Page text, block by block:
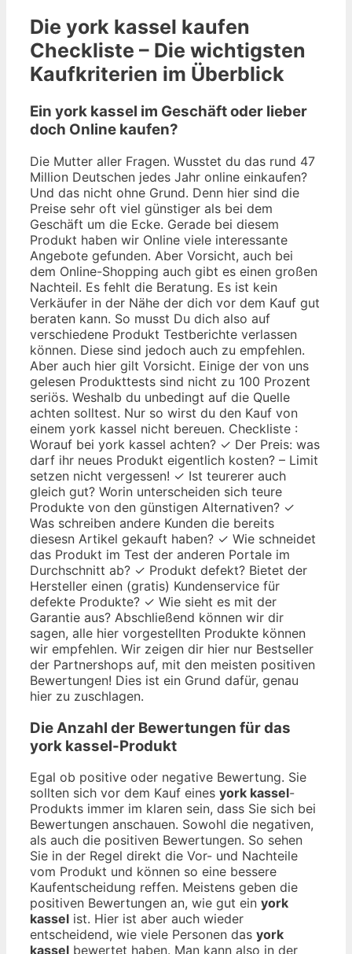
Die york kassel kaufen
Checkliste – Die wichtigsten
Kaufkriterien im Überblick
Ein york kassel im Geschäft oder lieber
doch Online kaufen?
Die Mutter aller Fragen. Wusstet du das rund 47
Million Deutschen jedes Jahr online einkaufen?
Und das nicht ohne Grund. Denn hier sind die
Preise sehr oft viel günstiger als bei dem
Geschäft um die Ecke. Gerade bei diesem
Produkt haben wir Online viele interessante
Angebote gefunden. Aber Vorsicht, auch bei
dem Online-Shopping auch gibt es einen großen
Nachteil. Es fehlt die Beratung. Es ist kein
Verkäufer in der Nähe der dich vor dem Kauf gut
beraten kann. So musst Du dich also auf
verschiedene Produkt Testberichte verlassen
können. Diese sind jedoch auch zu empfehlen.
Aber auch hier gilt Vorsicht. Einige der von uns
gelesen Produkttests sind nicht zu 100 Prozent
seriös. Weshalb du unbedingt auf die Quelle
achten solltest. Nur so wirst du den Kauf von
einem york kassel nicht bereuen. Checkliste :
Worauf bei york kassel achten? ✓ Der Preis: was
darf ihr neues Produkt eigentlich kosten? – Limit
setzen nicht vergessen! ✓ Ist teurerer auch
gleich gut? Worin unterscheiden sich teure
Produkte von den günstigen Alternativen? ✓
Was schreiben andere Kunden die bereits
diesesn Artikel gekauft haben? ✓ Wie schneidet
das Produkt im Test der anderen Portale im
Durchschnitt ab? ✓ Produkt defekt? Bietet der
Hersteller einen (gratis) Kundenservice für
defekte Produkte? ✓ Wie sieht es mit der
Garantie aus? Abschließend können wir dir
sagen, alle hier vorgestellten Produkte können
wir empfehlen. Wir zeigen dir hier nur Bestseller
der Partnershops auf, mit den meisten positiven
Bewertungen! Dies ist ein Grund dafür, genau
hier zu zuschlagen.
Die Anzahl der Bewertungen für das
york kassel-Produkt
Egal ob positive oder negative Bewertung. Sie
sollten sich vor dem Kauf eines york kassel-
Produkts immer im klaren sein, dass Sie sich bei
Bewertungen anschauen. Sowohl die negativen,
als auch die positiven Bewertungen. So sehen
Sie in der Regel direkt die Vor- und Nachteile
vom Produkt und können so eine bessere
Kaufentscheidung reffen. Meistens geben die
positiven Bewertungen an, wie gut ein york
kassel ist. Hier ist aber auch wieder
entscheidend, wie viele Personen das york
kassel bewertet haben. Man kann also in der